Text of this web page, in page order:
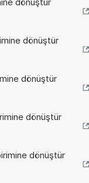
dönüştür
dönüştür
dönüştür
dönüştür